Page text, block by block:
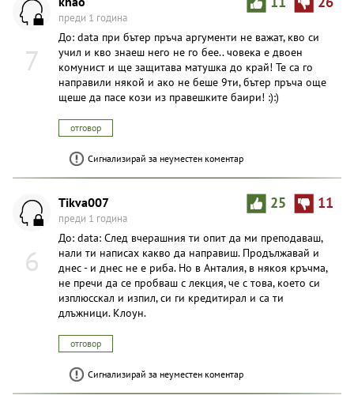
7
преди 1 година
До: data при бътер пръча аргументи не важат, кво си
учил и кво знаеш него не го бее.. човека е двоен
комунист и ще защитава матушка до край! Те са го
направили някой и ако не беше 9ти, бътер пръча още
щеше да пасе кози из правешките баири! :):)
отговор
Сигнализирай за неуместен коментар
6
25 11
Tikva007
преди 1 година
До: data: След вчерашния ти опит да ми преподаваш,
нали ти написах какво да направиш. Продължавай и
днес - и днес не е риба. Но в Анталия, в някоя кръчма,
не пречи да се пробваш с лекция, че с това, което си
изплюсскал и изпил, си ги кредитирал и са ти
длъжници. Клоун.
отговор
Сигнализирай за неуместен коментар